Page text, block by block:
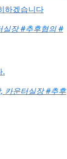
하겠습니다
실장#추후협의#
.
카운터실장#추후